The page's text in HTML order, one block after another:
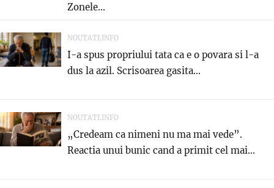
Zonele...
NOUTATI.INFO
I-a spus propriului tata ca e o povara si l-a
dus la azil. Scrisoarea gasita...
NOUTATI.INFO
„Credeam ca nimeni nu ma mai vede”.
Reactia unui bunic cand a primit cel mai...